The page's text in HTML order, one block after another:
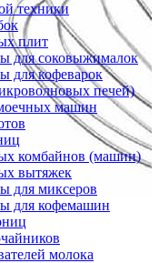
техники
плит
для соковыжималок
для кофеварок
печей)
машин
комбайнов (машин)
вытяжек
для миксеров
для кофемашин
молока